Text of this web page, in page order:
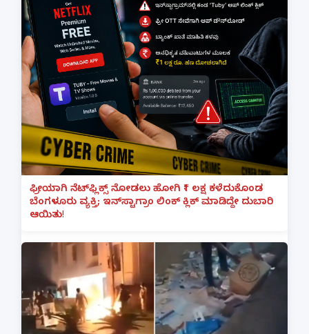
ಫ್ರೀಯಾಗಿ ನೆಟ್‌ಫ್ಲಿಕ್ಸ್ ನೋಡಲು ಹೋಗಿ ₹1 ಲಕ್ಷ ಕಳೆದುಕೊಂಡ
ಬೆಂಗಳೂರು ವ್ಯಕ್ತಿ; ಇನ್‌ಸ್ಟಾಗ್ರಾಂ ಲಿಂಕ್ ಕ್ಲಿಕ್ ಮಾಡಿದ್ದೇ ದುಬಾರಿ
ಆಯಿತು!